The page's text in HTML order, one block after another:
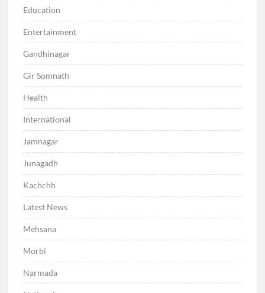
Education
Entertainment
Gandhinagar
Gir Somnath
Health
International
Jamnagar
Junagadh
Kachchh
Latest News
Mehsana
Morbi
Narmada